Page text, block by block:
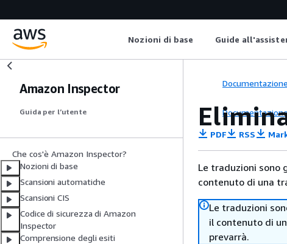
Nozioni di base Guide
Amazon Inspector
Guida per l’utente
Che cos'è Amazon Inspector?
Nozioni di base
Scansioni automatiche
Scansioni CIS
Codice di sicurezza di Amazon
Inspector
Comprensione degli esiti
PDF RSS
Le traduzioni
contenuto di una
Le traduzioni
il contenuto di
prevarrà.